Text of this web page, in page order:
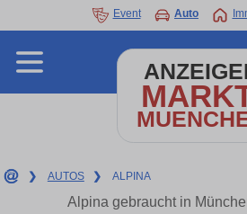
Event Auto
❯ AUTOS ❯ ALPINA
Alpina gebraucht in